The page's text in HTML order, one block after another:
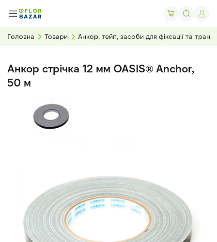
Головна Товари Анкор, тейп, засоби для фіксації та
Анкор стрічка 12 мм OASIS® Anchor,
50 м